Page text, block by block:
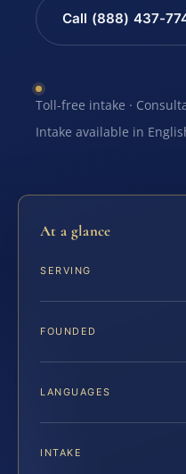
Call (888) 437-
Toll-free intake ·
Intake available in
At a glance
SERVING
FOUNDED
LANGUAGES
INTAKE